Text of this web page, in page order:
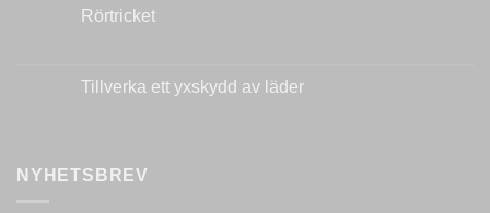
Modifiera
din
steg
Rörtricket
Rörtricket
Tillverka ett yxskydd av läder
yxskydd
NYHETSBREV